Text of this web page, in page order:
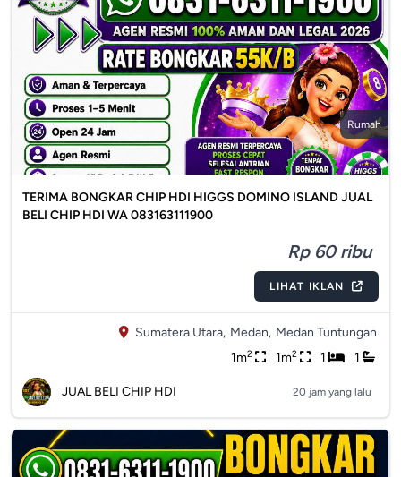
Rumah
TERIMA BONGKAR CHIP HDI HIGGS DOMINO ISLAND JUAL
BELI CHIP HDI WA 083163111900
Rp 60 ribu
LIHAT IKLAN
Sumatera Utara, Medan, Medan Tuntungan
1m2 1m2 1 1
JUAL BELI CHIP HDI 20 jam yang lalu